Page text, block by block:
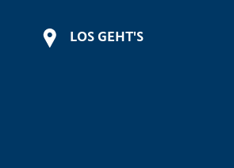
LOS GEHT'S